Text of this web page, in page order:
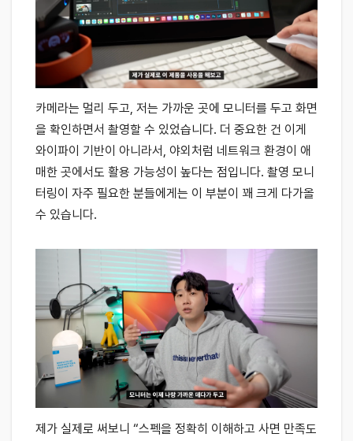
카메라는 멀리 두고, 저는 가까운 곳에 모니터를 두고 화면
을 확인하면서 촬영할 수 있었습니다. 더 중요한 건 이게
와이파이 기반이 아니라서, 야외처럼 네트워크 환경이 애
매한 곳에서도 활용 가능성이 높다는 점입니다. 촬영 모니
터링이 자주 필요한 분들에게는 이 부분이 꽤 크게 다가올
수 있습니다.
제가 실제로 써보니 “스펙을 정확히 이해하고 사면 만족도